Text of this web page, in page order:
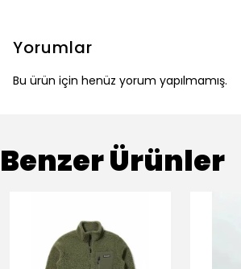
Yorumlar
Bu ürün için henüz yorum yapılmamış.
Benzer Ürünler